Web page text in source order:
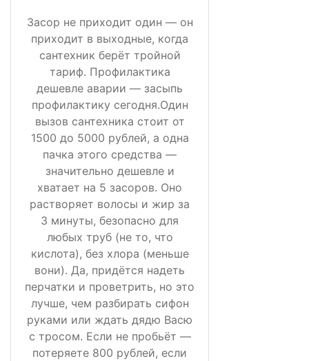
Засор не приходит один — он
приходит в выходные, когда
сантехник берёт тройной
тариф. Профилактика
дешевле аварии — засыпь
профилактику сегодня.Один
вызов сантехника стоит от
1500 до 5000 рублей, а одна
пачка этого средства —
значительно дешевле и
хватает на 5 засоров. Оно
растворяет волосы и жир за
3 минуты, безопасно для
любых труб (не то, что
кислота), без хлора (меньше
вони). Да, придётся надеть
перчатки и проветрить, но это
лучше, чем разбирать сифон
руками или ждать дядю Васю
с тросом. Если не пробьёт —
потеряете 800 рублей, если